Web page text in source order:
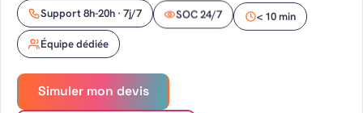
Support 8h-20h · 7j/7 SOC 24/7 < 10 min
Équipe dédiée
Simuler mon devis